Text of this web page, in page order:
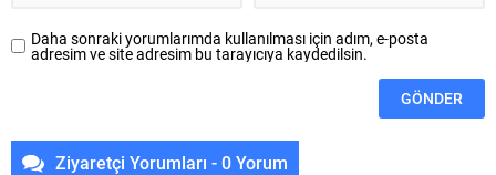
Daha sonraki yorumlarımda kullanılması için adım, e-posta
adresim ve site adresim bu tarayıcıya kaydedilsin.
Ziyaretçi Yorumları - 0 Yorum